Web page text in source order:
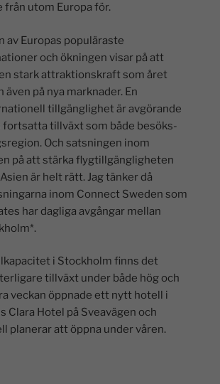
från utom Europa för.
av Europas populäraste
och ökningen visar på att
stark attraktionskraft som året
på nya marknader. En
tillgänglighet är avgörande
tillväxt som både besöks-
Och satsningen inom
på att stärka flygtillgängligheten
är helt rätt. Jag tänker då
inom Connect Sweden som
har dagliga avgångar mellan
i Stockholm finns det
tillväxt under både hög och
veckan öppnade ett nytt hotell i
Clara Hotel på Sveavägen och
planerar att öppna under våren.